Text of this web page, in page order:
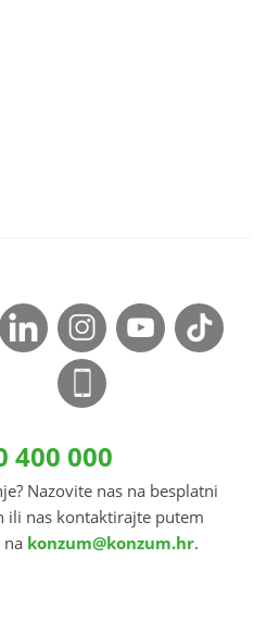
400 000
Nazovite nas na besplatni
ili nas kontaktirajte putem
na konzum@konzum.hr.